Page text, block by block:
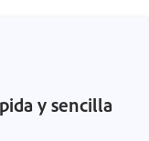
y sencilla